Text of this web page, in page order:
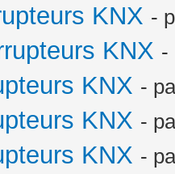
KNX -
KNX -
KNX -
KNX -
KNX -